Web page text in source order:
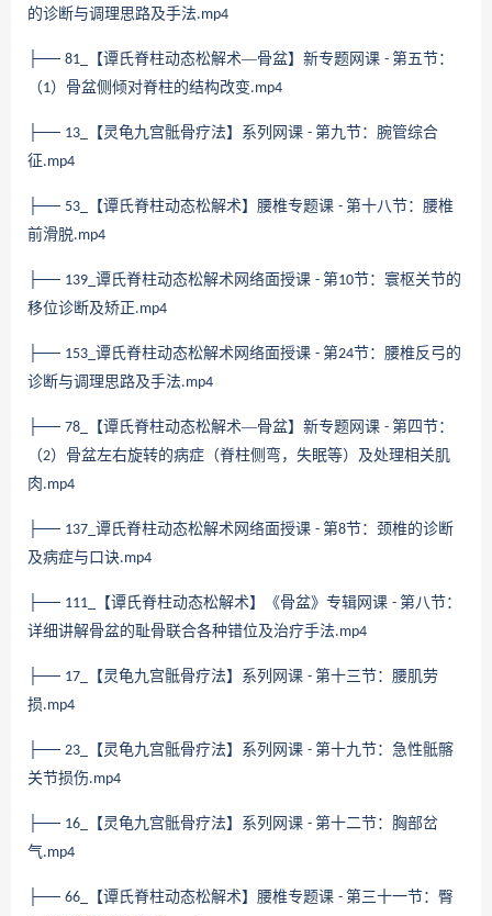
的诊断与调理思路及手法.mp4
├── 81_ 【谭氏脊柱动态松解术—骨盆】新专题网课 - 第五节：
（1）骨盆侧倾对脊柱的结构改变.mp4
├── 13_ 【灵龟九宫骶骨疗法】系列网课 - 第九节：腕管综合
征.mp4
├── 53_ 【谭氏脊柱动态松解术】腰椎专题课 - 第十八节：腰椎
前滑脱.mp4
├── 139_ 谭氏脊柱动态松解术网络面授课 - 第10节：寰枢关节的
移位诊断及矫正.mp4
├── 153_ 谭氏脊柱动态松解术网络面授课 - 第24节：腰椎反弓的
诊断与调理思路及手法.mp4
├── 78_ 【谭氏脊柱动态松解术—骨盆】新专题网课 - 第四节：
（2）骨盆左右旋转的病症（脊柱侧弯，失眠等）及处理相关肌
肉 .mp4
├── 137_ 谭氏脊柱动态松解术网络面授课 - 第8节：颈椎的诊断
及病症与口诀.mp4
├── 111_ 【谭氏脊柱动态松解术】《骨盆》专辑网课 - 第八节：
详细讲解骨盆的耻骨联合各种错位及治疗手法.mp4
├── 17_ 【灵龟九宫骶骨疗法】系列网课 - 第十三节：腰肌劳
损.mp4
├── 23_ 【灵龟九宫骶骨疗法】系列网课 - 第十九节：急性骶髂
关节损伤.mp4
├── 16_ 【灵龟九宫骶骨疗法】系列网课 - 第十二节：胸部岔
气.mp4
├── 66_ 【谭氏脊柱动态松解术】腰椎专题课 - 第三十一节：臀